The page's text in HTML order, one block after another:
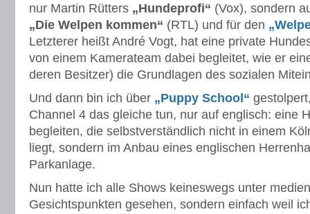
nur Martin Rütters „Hundeprofi“ (Vox), sondern
„Die Welpen kommen“ (RTL) und für den
Letzterer heißt André Vogt, hat eine private
von einem Kamerateam dabei begleitet, wie er
deren Besitzer) die Grundlagen des sozialen
Und dann bin ich über „Puppy School“
Channel 4 das gleiche tun, nur auf englisch: eine
begleiten, die selbstverständlich nicht in einem
liegt, sondern im Anbau eines englischen
Parkanlage.
Nun hatte ich alle Shows keineswegs unter
Gesichtspunkten gesehen, sondern einfach weil